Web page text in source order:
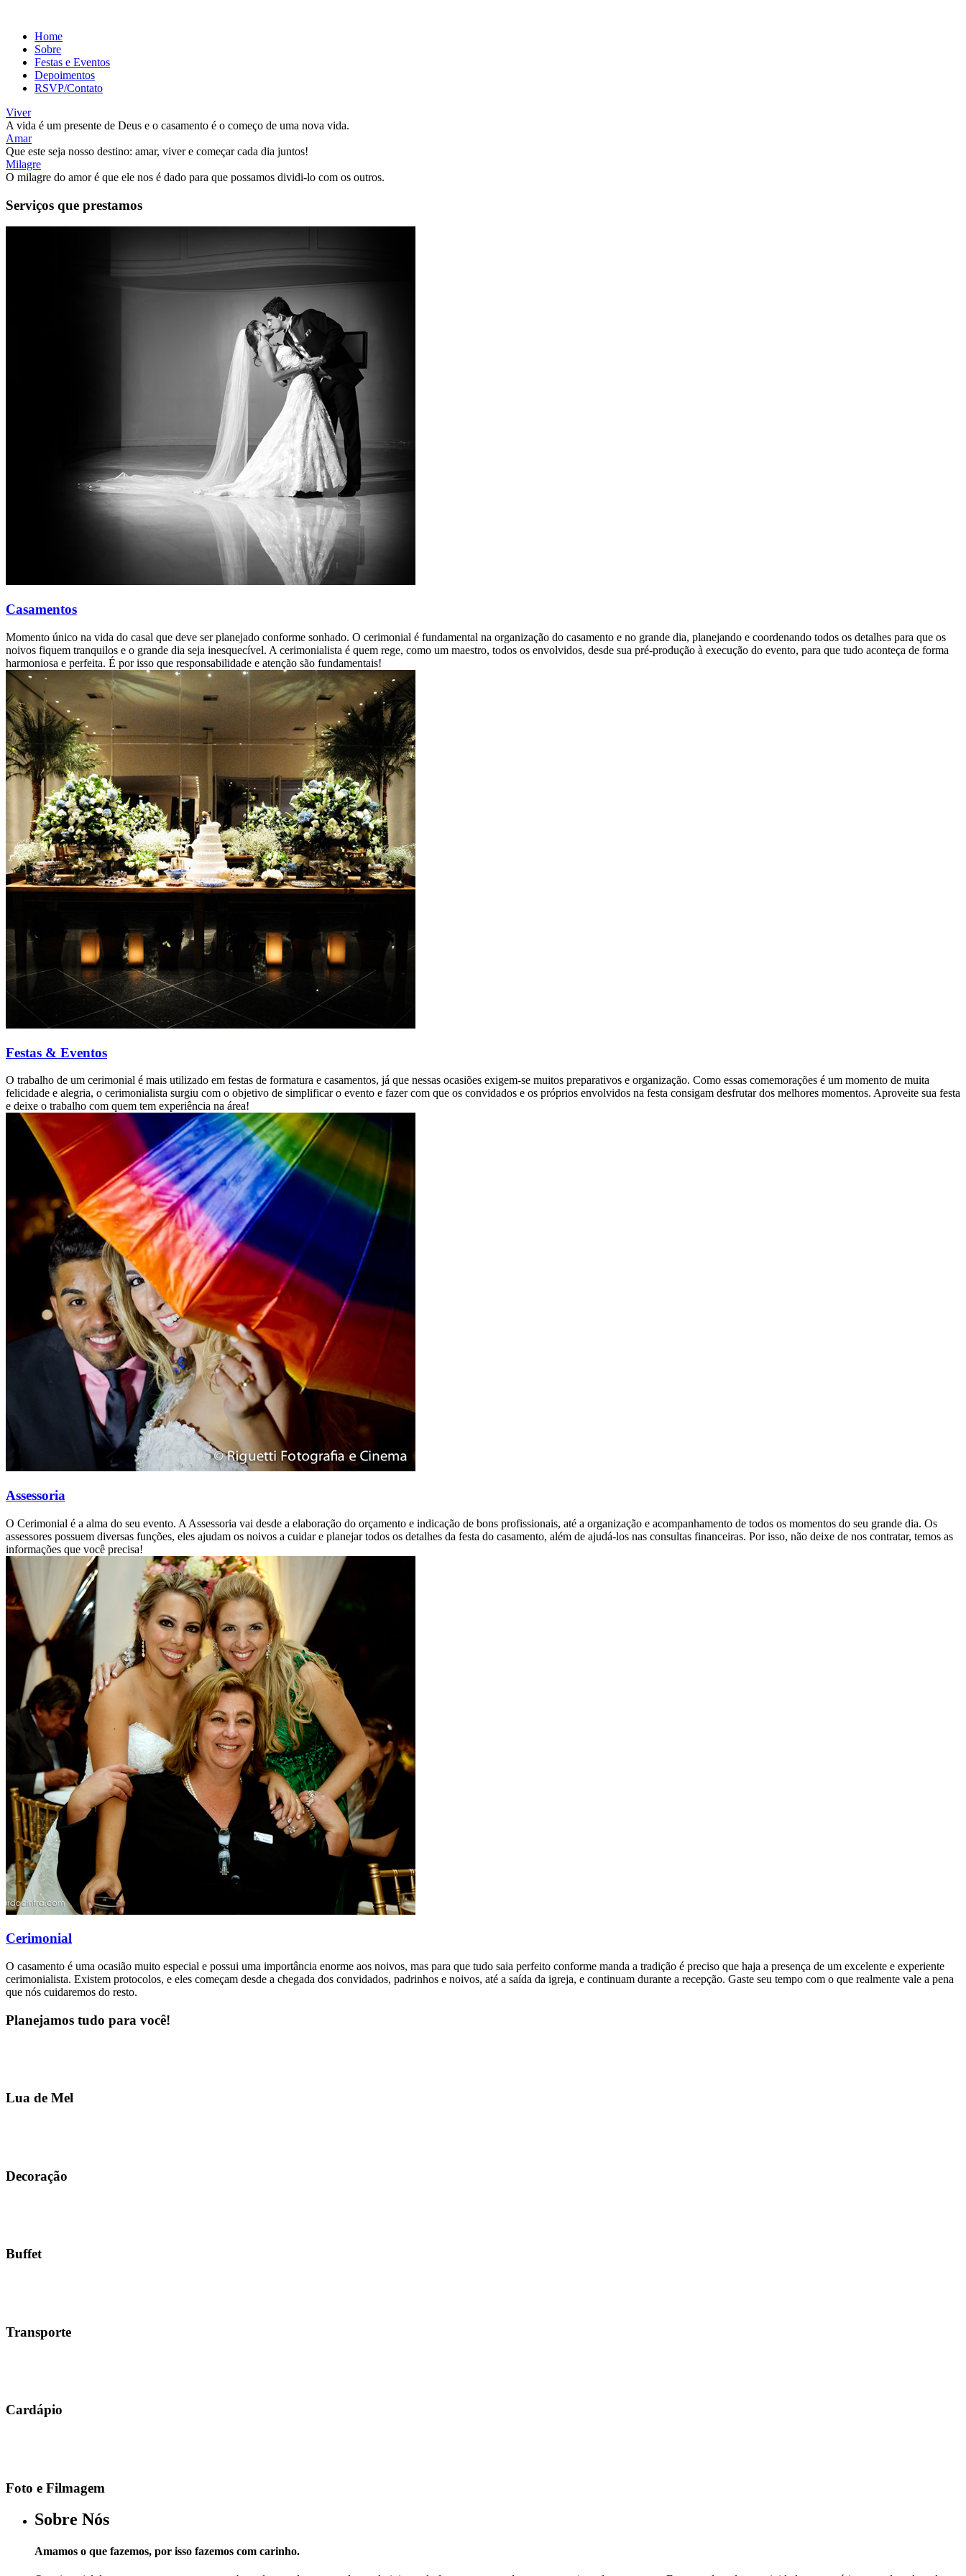
Home
Sobre
Festas e Eventos
Depoimentos
RSVP/Contato
Viver
A vida é um presente de Deus e o casamento é o começo de uma nova vida.
Amar
Que este seja nosso destino: amar, viver e começar cada dia juntos!
Milagre
O milagre do amor é que ele nos é dado para que possamos dividi-lo com os outros.
Serviços que prestamos
Casamentos
Momento único na vida do casal que deve ser planejado conforme sonhado. O cerimonial é fundamental na organização do casamento e no grande dia, planejando e coordenando todos os detalhes para que os
noivos fiquem tranquilos e o grande dia seja inesquecível. A cerimonialista é quem rege, como um maestro, todos os envolvidos, desde sua pré-produção à execução do evento, para que tudo aconteça de forma
harmoniosa e perfeita. É por isso que responsabilidade e atenção são fundamentais!
Festas & Eventos
O trabalho de um cerimonial é mais utilizado em festas de formatura e casamentos, já que nessas ocasiões exigem-se muitos preparativos e organização. Como essas comemorações é um momento de muita
felicidade e alegria, o cerimonialista surgiu com o objetivo de simplificar o evento e fazer com que os convidados e os próprios envolvidos na festa consigam desfrutar dos melhores momentos. Aproveite sua festa
e deixe o trabalho com quem tem experiência na área!
Assessoria
O Cerimonial é a alma do seu evento. A Assessoria vai desde a elaboração do orçamento e indicação de bons profissionais, até a organização e acompanhamento de todos os momentos do seu grande dia. Os
assessores possuem diversas funções, eles ajudam os noivos a cuidar e planejar todos os detalhes da festa do casamento, além de ajudá-los nas consultas financeiras. Por isso, não deixe de nos contratar, temos as
informações que você precisa!
Cerimonial
O casamento é uma ocasião muito especial e possui uma importância enorme aos noivos, mas para que tudo saia perfeito conforme manda a tradição é preciso que haja a presença de um excelente e experiente
cerimonialista. Existem protocolos, e eles começam desde a chegada dos convidados, padrinhos e noivos, até a saída da igreja, e continuam durante a recepção. Gaste seu tempo com o que realmente vale a pena
que nós cuidaremos do resto.
Planejamos tudo para você!
Lua de Mel
Decoração
Buffet
Transporte
Cardápio
Foto e Filmagem
Sobre Nós
Amamos o que fazemos, por isso fazemos com carinho.